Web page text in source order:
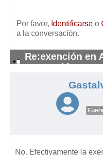
Por favor, Identificarse o
a la conversación.
Re:exención en
separación
No. Efectivamente la